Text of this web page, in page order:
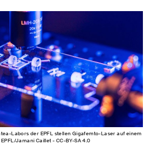
Labors der EPFL stellen Gigafemto-Laser auf einem
Jamani Caillet - CC-BY-SA 4.0